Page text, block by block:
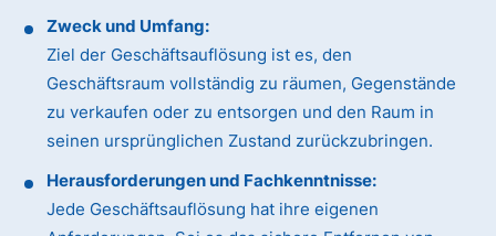
Zweck und Umfang:
Ziel der Geschäftsauflösung ist es, den
Geschäftsraum vollständig zu räumen, Gegenstände
zu verkaufen oder zu entsorgen und den Raum in
seinen ursprünglichen Zustand zurückzubringen.
Herausforderungen und Fachkenntnisse:
Jede Geschäftsauflösung hat ihre eigenen